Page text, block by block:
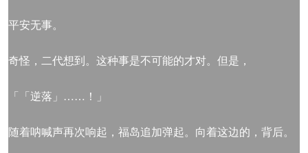
平安无事。
奇怪，二代想到。这种事是不可能的才对。但是，
「「逆落」……！」
随着呐喊声再次响起，福岛追加弹起。向着这边的，背后。